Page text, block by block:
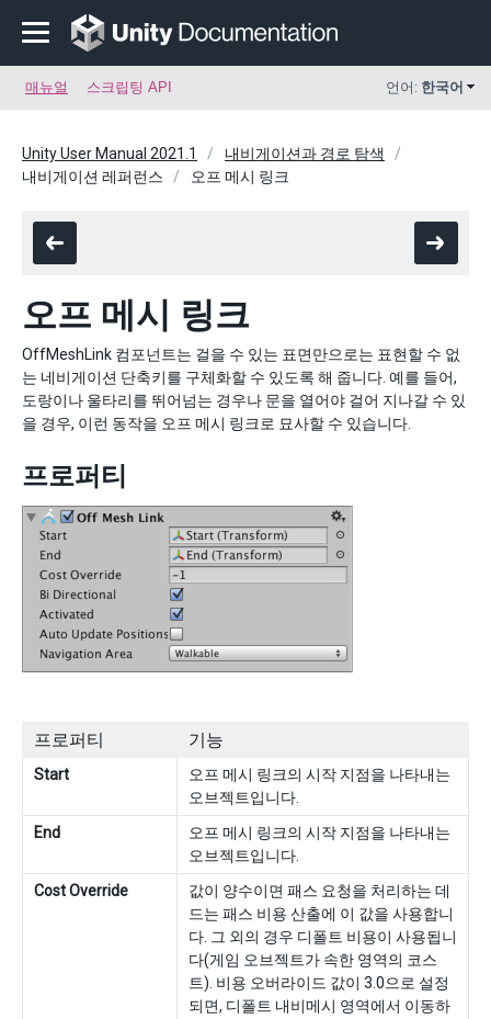
매뉴얼 스크립팅 API 언어: 한국어
Unity User Manual 2021.1
내비게이션과 경로 탐색
내비게이션 레퍼런스
오프 메시 링크
오프 메시 링크
OffMeshLink 컴포넌트는 걸을 수 있는 표면만으로는 표현할 수 없
는 네비게이션 단축키를 구체화할 수 있도록 해 줍니다. 예를 들어,
도랑이나 울타리를 뛰어넘는 경우나 문을 열어야 걸어 지나갈 수 있
을 경우, 이런 동작을 오프 메시 링크로 묘사할 수 있습니다.
프로퍼티
프로퍼티 기능
Start
오프 메시 링크의 시작 지점을 나타내는
오브젝트입니다.
End
오프 메시 링크의 시작 지점을 나타내는
오브젝트입니다.
Cost Override
값이 양수이면 패스 요청을 처리하는 데
드는 패스 비용 산출에 이 값을 사용합니
다. 그 외의 경우 디폴트 비용이 사용됩니
다(게임 오브젝트가 속한 영역의 코스
트). 비용 오버라이드 값이 3.0으로 설정
되면, 디폴트 내비메시 영역에서 이동하